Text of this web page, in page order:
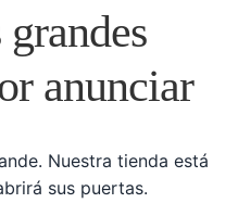
anunciar
Nuestra tienda está
sus puertas.